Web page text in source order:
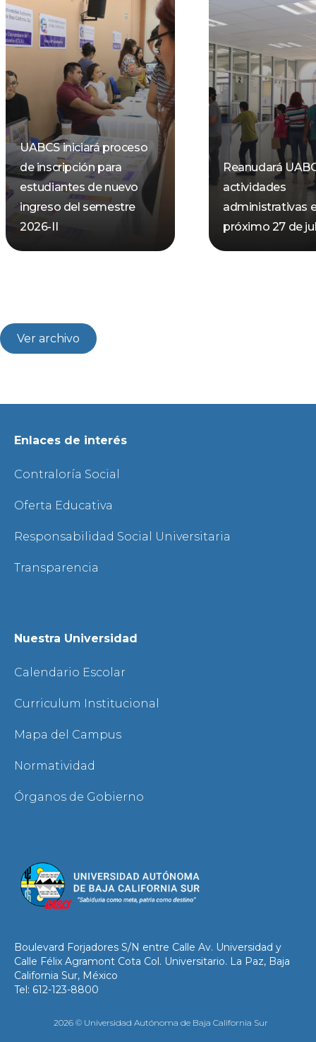
UABCS iniciará proceso
de inscripción para
estudiantes de nuevo
ingreso del semestre
2026-II
Reanudará
actividades
administrativas
próximo 27 de
Ver archivo
Enlaces de interés
Contraloría Social
Oferta Educativa
Responsabilidad Social Universitaria
Transparencia
Nuestra Universidad
Calendario Escolar
Curriculum Institucional
Mapa del Campus
Normatividad
Órganos de Gobierno
Boulevard Forjadores S/N entre Calle Av. Universidad y
Calle Félix Agramont Cota Col. Universitario. La Paz, Baja
California Sur, México
Tel: 612-123-8800
2026 © Universidad Autónoma de Baja California Sur